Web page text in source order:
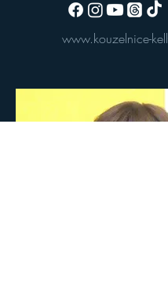
www.kouzelnice-